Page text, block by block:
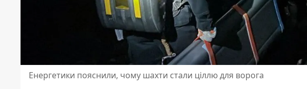
Енергетики пояснили, чому шахти стали ціллю для ворога